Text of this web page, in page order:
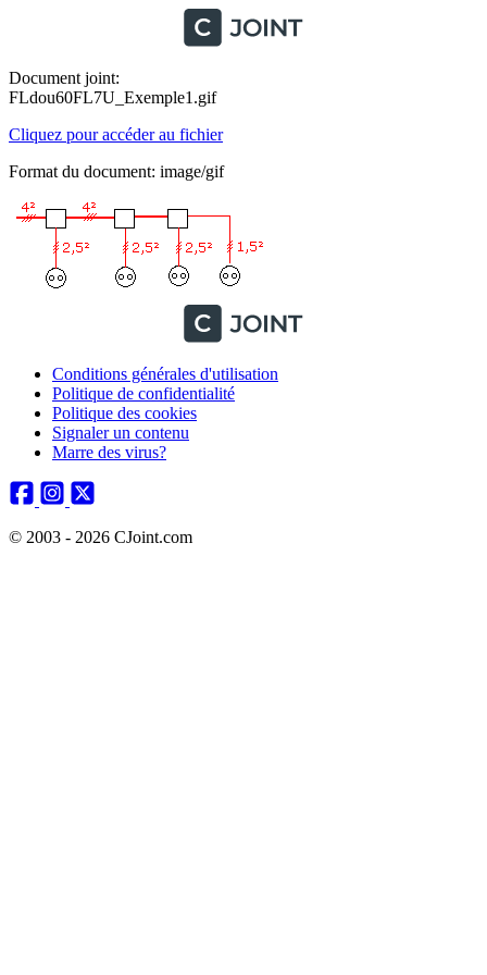
Document joint:
FLdou60FL7U_Exemple1.gif
Cliquez pour accéder au fichier
Format du document: image/gif
Conditions générales d'utilisation
Politique de confidentialité
Politique des cookies
Signaler un contenu
Marre des virus?
© 2003 - 2026 CJoint.com